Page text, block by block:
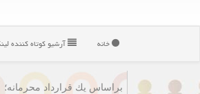
خانه آرشیو كوتاه كننده
براساس یك قرارداد محرمانه؛